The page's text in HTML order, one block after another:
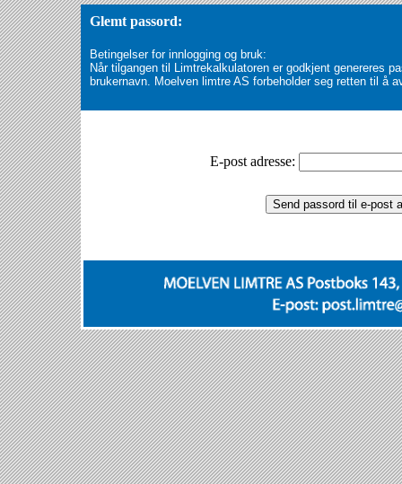
Glemt passord:
Betingelser for innlogging og bruk:
Når tilgangen til Limtrekalkulatoren er godkjent genereres
brukernavn. Moelven limtre AS forbeholder seg retten til å
E-post adresse: